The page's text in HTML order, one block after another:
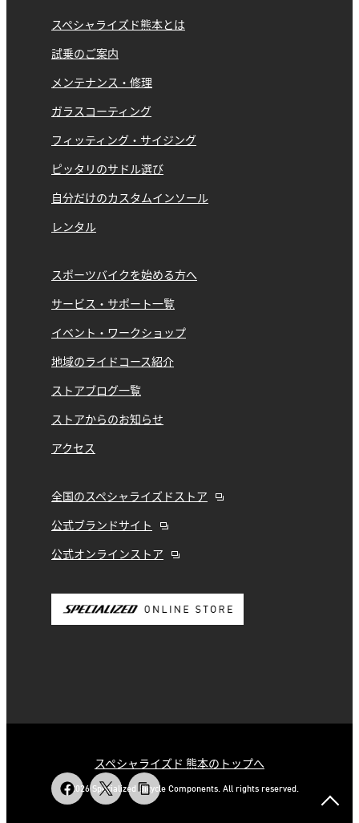
スペシャライズド熊本とは
試乗のご案内
メンテナンス・修理
ガラスコーティング
フィッティング・サイジング
ピッタリのサドル選び
自分だけのカスタムインソール
レンタル
スポーツバイクを始める方へ
サービス・サポート一覧
イベント・ワークショップ
地域のライドコース紹介
ストアブログ一覧
ストアからのお知らせ
アクセス
全国のスペシャライズドストア
公式ブランドサイト
公式オンラインストア
スペシャライズド 熊本のトップへ
© 2026 Specialized Bicycle Components. All rights reserved.